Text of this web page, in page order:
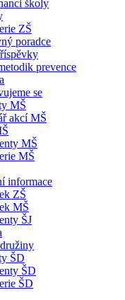
školy
ZŠ
poradce
prevence
se
MŠ
akcí MŠ
MŠ
MŠ
informace
ZŠ
MŠ
ŠJ
ŠD
ŠD
ŠD